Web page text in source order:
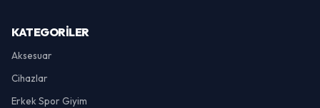
KATEGORILER
Aksesuar
Cihazlar
Erkek Spor Giyim